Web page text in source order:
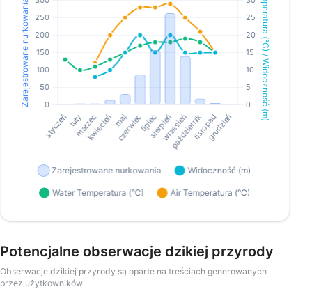
Potencjalne obserwacje dzikiej przyrody
Obserwacje dzikiej przyrody są oparte na treściach generowanych
przez użytkowników